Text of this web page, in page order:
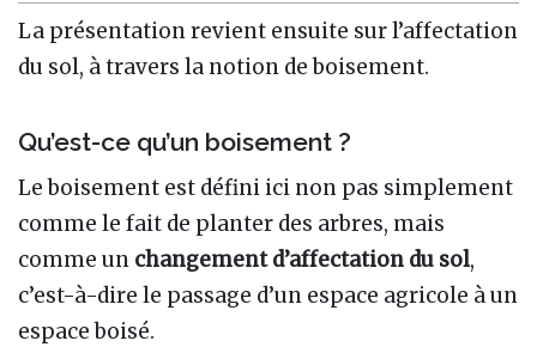
La présentation revient ensuite sur l’affectation
du sol, à travers la notion de boisement.
Qu’est-ce qu’un boisement ?
Le boisement est défini ici non pas simplement
comme le fait de planter des arbres, mais
comme un changement d’affectation du sol,
c’est-à-dire le passage d’un espace agricole à un
espace boisé.